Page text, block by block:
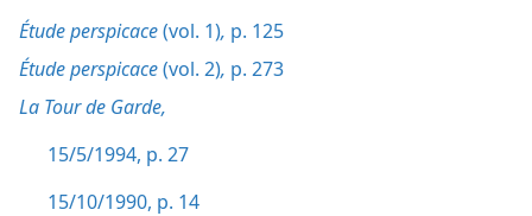
Étude perspicace(vol. 1), p. 125
Étude perspicace(vol. 2), p. 273
La Tour de Garde,
15/5/1994, p. 27
15/10/1990, p. 14